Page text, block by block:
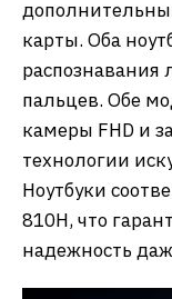
карты. Оба
распознавания
пальцев. Обе
камеры FHD и
технологии
Ноутбуки
810H, что
надежность